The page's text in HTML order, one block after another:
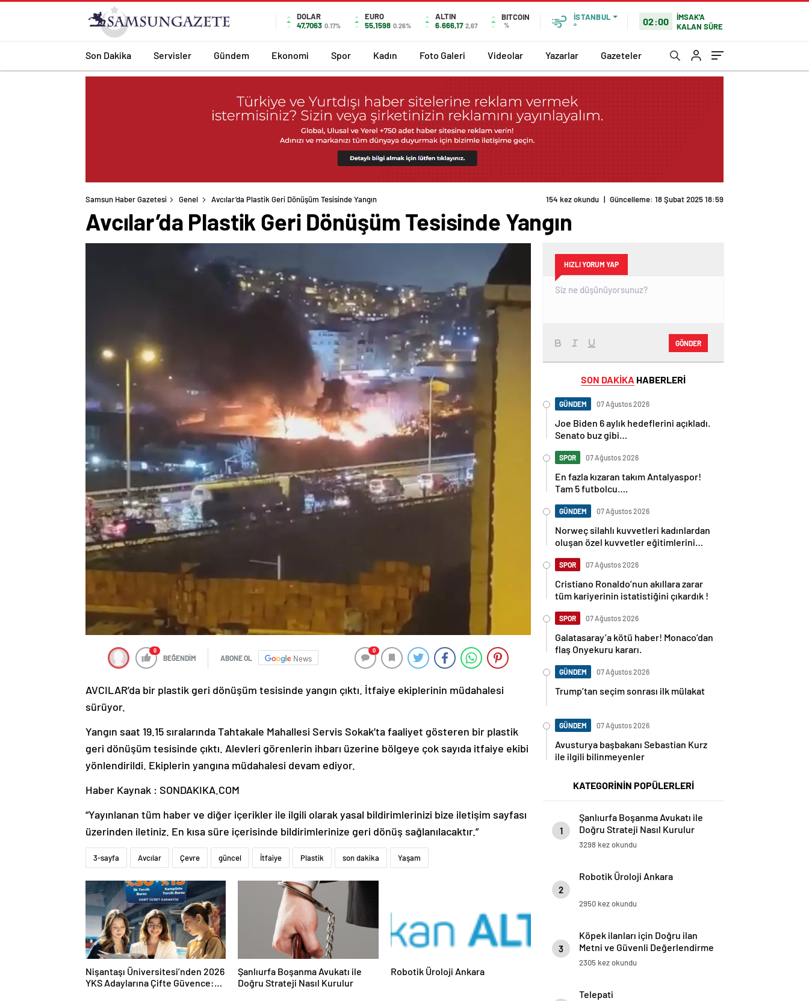
DOLAR
47,7063 0.17%
EURO
55,1598 0.26%
ALTIN
6.666,17 2,67
BITCOIN
%
İSTANBUL
°
02:00
İMSAK'A
KALAN SÜRE
Son Dakika Servisler Gündem Ekonomi Spor Kadın Foto Galeri Videolar Yazarlar Gazeteler
Samsun Haber Gazetesi Genel Avcılar’da Plastik Geri Dönüşüm Tesisinde Yangın
Avcılar’da Plastik Geri Dönüşüm Tesisinde Yangın
0
BEĞENDİM ABONE OL News
0
AVCILAR’da bir plastik geri dönüşüm tesisinde yangın çıktı. İtfaiye ekiplerinin müdahalesi
sürüyor.
Yangın saat 19.15 sıralarında Tahtakale Mahallesi Servis Sokak’ta faaliyet gösteren bir plastik
geri dönüşüm tesisinde çıktı. Alevleri görenlerin ihbarı üzerine bölgeye çok sayıda itfaiye ekibi
yönlendirildi. Ekiplerin yangına müdahalesi devam ediyor.
Haber Kaynak : SONDAKIKA.COM
“Yayınlanan tüm haber ve diğer içerikler ile ilgili olarak yasal bildirimlerinizi bize iletişim sayfası
üzerinden iletiniz. En kısa süre içerisinde bildirimlerinize geri dönüş sağlanılacaktır.”
3-sayfa Avcılar Çevre güncel İtfaiye Plastik son dakika Yaşam
Nişantaşı Üniversitesi’nden 2026
YKS Adaylarına Çifte Güvence:
Şanlıurfa Boşanma Avukatı ile
Doğru Strateji Nasıl Kurulur
Robotik Üroloji Ankara
HIZLI YORUM YAP
GÖNDER
SON DAKİKA HABERLERİ
GÜNDEM 07 Ağustos 2026
Joe Biden 6 aylık hedeflerini açıkladı.
Senato buz gibi…
SPOR 07 Ağustos 2026
En fazla kızaran takım Antalyaspor!
Tam 5 futbolcu….
GÜNDEM 07 Ağustos 2026
Norweç silahlı kuvvetleri kadınlardan
oluşan özel kuvvetler eğitimlerini
SPOR 07 Ağustos 2026
Cristiano Ronaldo’nun akıllara zarar
tüm kariyerinin istatistiğini çıkardık !
SPOR 07 Ağustos 2026
Galatasaray’a kötü haber! Monaco’dan
flaş Onyekuru kararı.
GÜNDEM 07 Ağustos 2026
Trump’tan seçim sonrası ilk mülakat
GÜNDEM 07 Ağustos 2026
Avusturya başbakanı Sebastian Kurz
ile ilgili bilinmeyenler
KATEGORİNİN POPÜLERLERİ
1
Şanlıurfa Boşanma Avukatı ile
Doğru Strateji Nasıl Kurulur
3298 kez okundu
2
Robotik Üroloji Ankara
2950 kez okundu
3
Köpek ilanları için Doğru ilan
Metni ve Güvenli Değerlendirme
Rehberi
2305 kez okundu
Telepati